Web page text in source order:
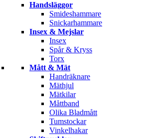
Handsläggor
Smideshammare
Snickarhammare
Insex & Mejslar
Insex
Spår & Kryss
Torx
Mått & Mät
Handräknare
Mäthjul
Mätkilar
Måttband
Olika Bladmått
Tumstockar
Vinkelhakar